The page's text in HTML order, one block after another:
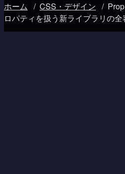
ホーム / CSS・デザイン /
ロパティを扱う新ライブラリの全